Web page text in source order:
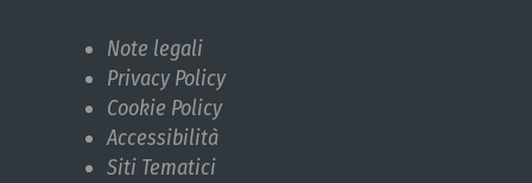
Note legali
Privacy Policy
Cookie Policy
Accessibilità
Siti Tematici